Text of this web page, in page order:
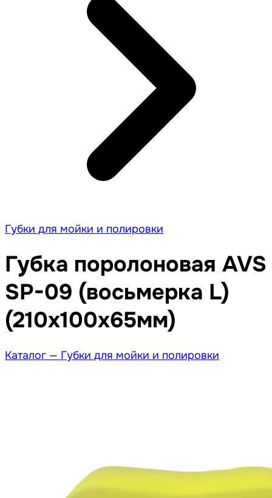
Губки для мойки и полировки
Губка поролоновая AVS
SP-09 (восьмерка L)
(210x100x65мм)
Каталог — Губки для мойки и полировки